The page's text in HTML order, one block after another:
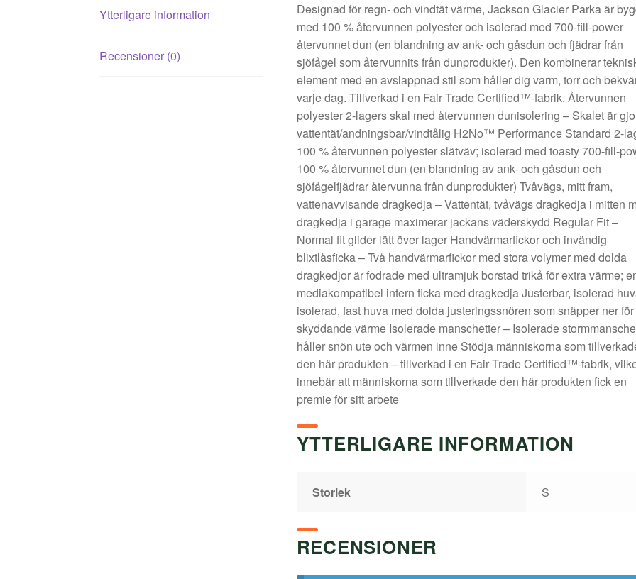
Ytterligare information
Recensioner (0)
Designad för regn- och vindtät värme, Jackson Glacier Parka är
med 100 % återvunnen polyester och isolerad med 700-fill-power
återvunnet dun (en blandning av ank- och gåsdun och fjädrar från
sjöfågel som återvunnits från dunprodukter). Den kombinerar
element med en avslappnad stil som håller dig varm, torr och
varje dag. Tillverkad i en Fair Trade Certified™-fabrik. Återvunnen
polyester 2-lagers skal med återvunnen dunisolering – Skalet är
vattentät/andningsbar/vindtålig H2No™ Performance Standard 2-
100 % återvunnen polyester slätväv; isolerad med toasty 700-fill-
100 % återvunnet dun (en blandning av ank- och gåsdun och
sjöfågelfjädrar återvunna från dunprodukter) Tvåvägs, mitt fram,
vattenavvisande dragkedja – Vattentät, tvåvägs dragkedja i mitten
dragkedja i garage maximerar jackans väderskydd Regular Fit –
Normal fit glider lätt över lager Handvärmarfickor och invändig
blixtlåsficka – Två handvärmarfickor med stora volymer med dolda
dragkedjor är fodrade med ultramjuk borstad trikå för extra värme;
mediakompatibel intern ficka med dragkedja Justerbar, isolerad
isolerad, fast huva med dolda justeringssnören som snäpper ner för
skyddande värme Isolerade manschetter – Isolerade
håller snön ute och värmen inne Stödja människorna som
den här produkten – tillverkad i en Fair Trade Certified™-fabrik,
innebär att människorna som tillverkade den här produkten fick en
premie för sitt arbete
YTTERLIGARE INFORMATION
Storlek S
RECENSIONER